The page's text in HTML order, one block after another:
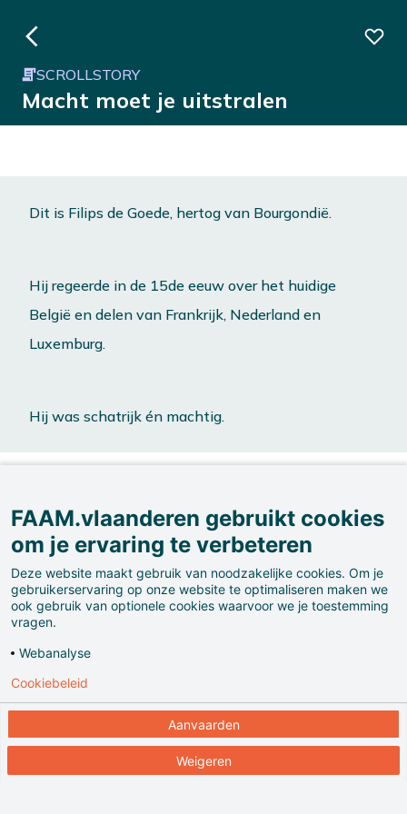
SCROLLSTORY
Macht moet je uitstralen
Dit is Filips de Goede, hertog van Bourgondië.
Hij regeerde in de 15de eeuw over het huidige
België en delen van Frankrijk, Nederland en
Luxemburg.
Hij was schatrijk én machtig.
Macht moet je uitstralen. Dat wilde Filips bereiken
met dit portret.
Kijk maar naar zijn chique, zwartfluwelen gewaad
en naar zijn kaproen, een typisch hoofddeksel uit
die tijd.
FAAM.vlaanderen gebruikt cookies
om je ervaring te verbeteren
Deze website maakt gebruik van noodzakelijke cookies. Om je
gebruikerservaring op onze website te optimaliseren maken we
ook gebruik van optionele cookies waarvoor we je toestemming
vragen.
Webanalyse
Aanvaarden
Weigeren
Cookiebeleid